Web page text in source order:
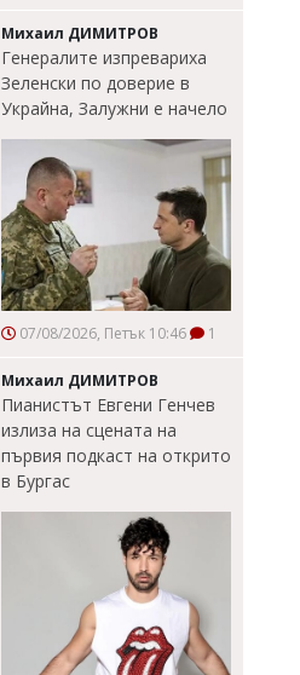
Михаил ДИМИТРОВ
Генералите изпревариха
Зеленски по доверие в
Украйна, Залужни е начело
07/08/2026, Петък 10:46 1
Михаил ДИМИТРОВ
Пианистът Евгени Генчев
излиза на сцената на
първия подкаст на открито
в Бургас